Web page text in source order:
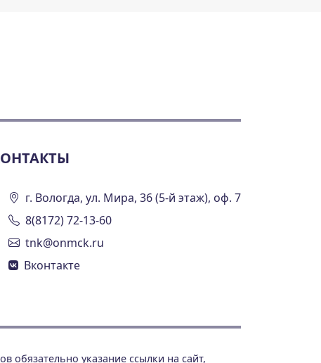
г. Вологда, ул. Мира, 36 (5-й этаж), оф. 7
8(8172) 72-13-60
tnk@onmck.ru
Вконтакте
обязательно указание ссылки на сайт,